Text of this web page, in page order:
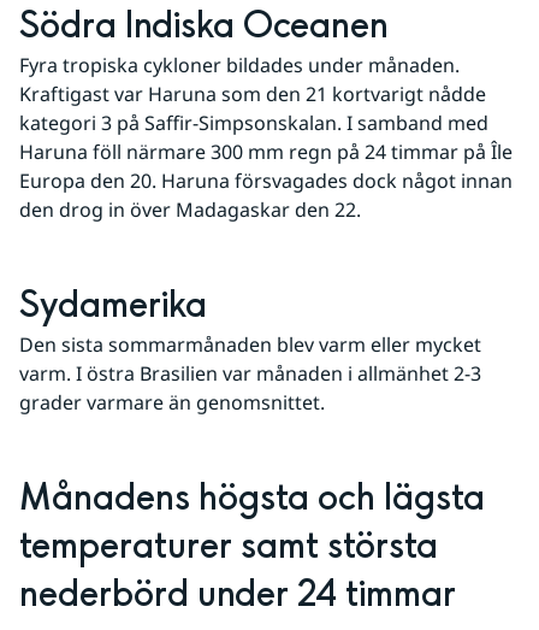
Södra Indiska Oceanen
Fyra tropiska cykloner bildades under månaden.
Kraftigast var Haruna som den 21 kortvarigt nådde
kategori 3 på Saffir-Simpsonskalan. I samband med
Haruna föll närmare 300 mm regn på 24 timmar på Île
Europa den 20. Haruna försvagades dock något innan
den drog in över Madagaskar den 22.
Sydamerika
Den sista sommarmånaden blev varm eller mycket
varm. I östra Brasilien var månaden i allmänhet 2-3
grader varmare än genomsnittet.
Månadens högsta och lägsta
temperaturer samt största
nederbörd under 24 timmar